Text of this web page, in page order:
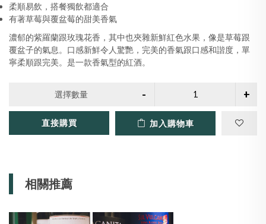
柔順易飲，搭餐獨飲都適合
有著草莓與覆盆莓的甜美香氣
濃郁的紫羅蘭跟玫瑰花香，其中也夾雜新鮮紅色水果，像是草莓跟
覆盆子的氣息。口感新鮮令人驚艷，完美的香氣跟口感和諧度，單
寧柔順跟完美。是一款香氣型的紅酒。
選擇數量
直接購買 加入購物車
相關推薦